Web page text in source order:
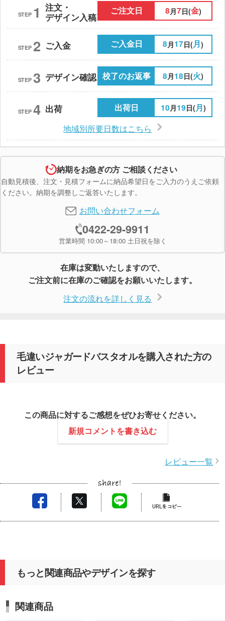
STEP 1 注文・
デザイン入稿
ご注文日 8 月7日(金)
STEP 2 ご入金 ご入金日 8 月17日(月)
STEP 3 デザイン確認 校了のお返事 8月18日(火)
STEP 4 出荷 出荷日 10月19日(月)
地域別所要日数はこちら
納期をお急ぎの方 ご相談ください
自動見積後、注文・見積フォームに納品希望日をご入力のうえご依頼
ください。納期を調整しご返答いたします。
お問い合わせフォーム
0422-29-9911
営業時間 10:00～18:00 土日祝を除く
在庫は変動いたしますので、
ご注文前に在庫のご確認をお願いいたします。
注文の流れを詳しく見る
毛違いジャガードバスタオルを購入された方の
レビュー
この商品に対するご感想をぜひお寄せください。
新規コメントを書き込む
レビュー一覧
もっと関連商品やデザインを探す
関連商品